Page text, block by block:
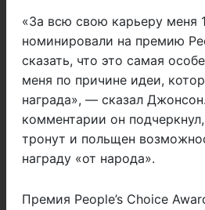
«За всю свою карьеру меня
номинировали на премию
сказать, что это самая
меня по причине идеи,
награда», — сказал
комментарии он
тронут и польщен
награду «от народа».
Премия People’s Choice